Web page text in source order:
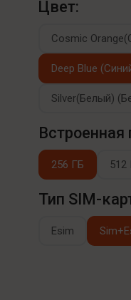
Цвет:
Cosmic
Deep Blue
Silver(Белый)
Встроенная
256 ГБ 512
Тип SIM-
Esim